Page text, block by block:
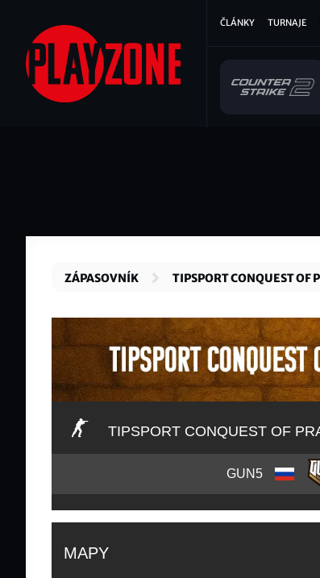
hlavnímu
obsahu
Hlavní
ČLÁNKY TURNAJE
ZÁPASOVNÍK TIPSPORT CONQUEST OF
TIPSPORT CONQUEST OF
GUN5
MAPY